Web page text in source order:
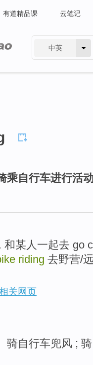
有道精品课 云笔记
中英
乘自行车进行活
和某人一起去 go
riding 去野营/
关网页
骑自行车兜风 ;